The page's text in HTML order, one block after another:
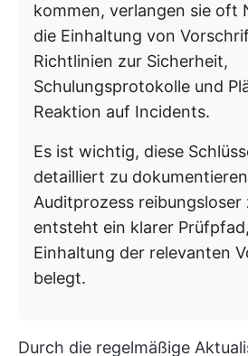
kommen, verlangen sie oft
die Einhaltung von
Richtlinien zur Sicherheit,
Schulungsprotokolle und
Reaktion auf Incidents.
Es ist wichtig, diese
detailliert zu
Auditprozess reibungsloser
entsteht ein klarer
Einhaltung der relevanten
belegt.
Durch die regelmäßige